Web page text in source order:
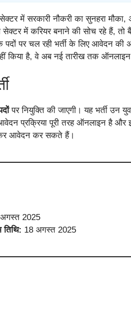
में सरकारी नौकरी का सुनहरा
में करियर बनाने की सोच रहे हैं,
पर चल रही भर्ती के लिए आवेदन की
किया है, वे अब नई तारीख तक
पर नियुक्ति की जाएगी। यह भर्ती उन
प्रक्रिया पूरी तरह ऑनलाइन है और
आवेदन कर सकते हैं।
2025
18 अगस्त 2025